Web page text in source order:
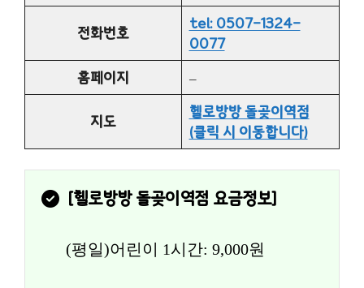
전화번호
tel: 0507-1324-
0077
홈페이지
–
지도
헬로방방 돌곶이역점
(클릭 시 이동합니다)
[헬로방방 돌곶이역점 요금정보]
(평일)어린이 1시간: 9,000원